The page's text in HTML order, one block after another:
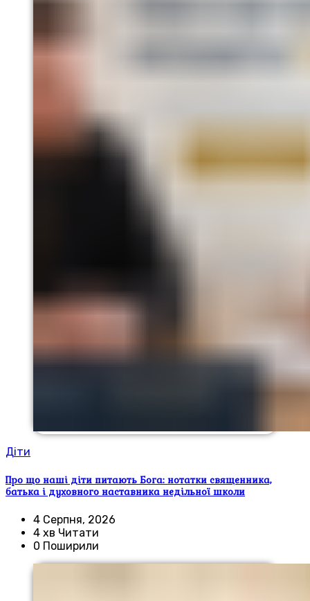
Діти
Про що наші діти питають Бога: нотатки священника,
батька і духовного наставника недільної школи
4 Серпня, 2026
4 хв Читати
0 Поширили